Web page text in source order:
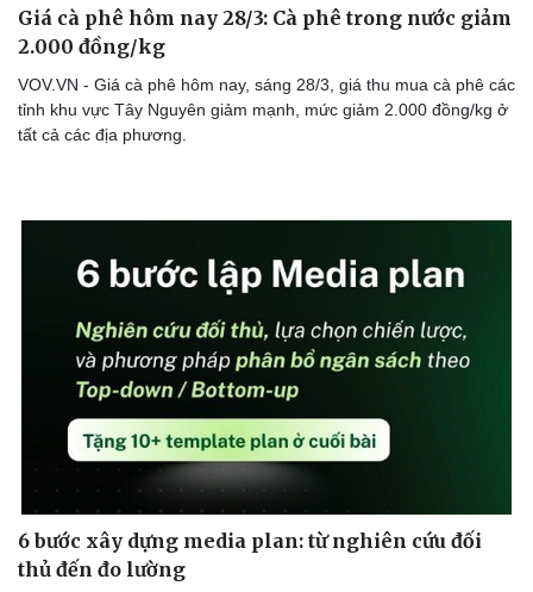
Doanh nghiệp
Thông tin doanh nghiệp
Vì cộng đồng
Công nghệ
Chuyển đổi số
Giá cà phê hôm nay 28/3: Cà phê trong nước giảm
2.000 đồng/kg
VOV.VN - Giá cà phê hôm nay, sáng 28/3, giá thu mua cà phê các
tỉnh khu vực Tây Nguyên giảm mạnh, mức giảm 2.000 đồng/kg ở
tất cả các địa phương.
6 bước xây dựng media plan: từ nghiên cứu đối
thủ đến đo lường